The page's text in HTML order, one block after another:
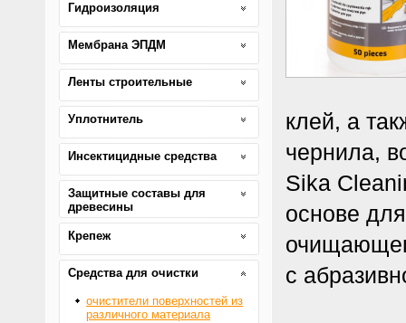
клей, а
чернила,
Sika
основе
с
Гидроизоляция
Мембрана ЭПДМ
Ленты строительные
Уплотнитель
Инсектицидные средства
Защитные составы для
древесины
Крепеж
Средства для очистки
очистители поверхностей из
различного материала